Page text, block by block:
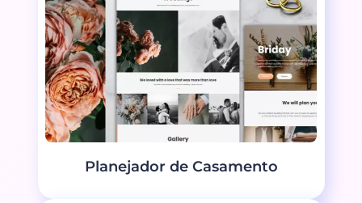
Planejador de Casamento